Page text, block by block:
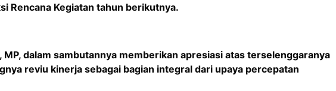
Rencana Kegiatan tahun berikutnya.
MP, dalam sambutannya memberikan apresiasi atas terselenggaranya
reviu kinerja sebagai bagian integral dari upaya percepatan